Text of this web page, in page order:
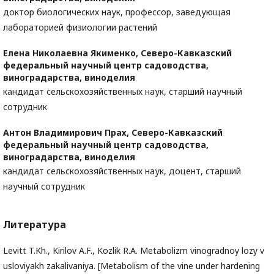
доктор биологических наук, профессор, заведующая
лабораторией физиологии растений
Елена Николаевна Якименко, Северо-Кавказский
федеральный научный центр садоводства,
виноградарства, виноделия
кандидат сельскохозяйственных наук, старший научный
сотрудник
Антон Владимирович Прах, Северо-Кавказский
федеральный научный центр садоводства,
виноградарства, виноделия
кандидат сельскохозяйственных наук, доцент, старший
научный сотрудник
Литература
Levitt T.Kh., Kirilov A.F., Kozlik R.A. Metabolizm vinogradnoy lozy v
usloviyakh zakalivaniya. [Metabolism of the vine under hardening